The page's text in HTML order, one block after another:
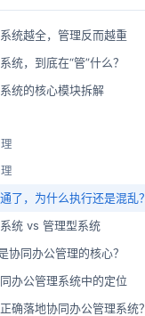
统越全，管理反而越重
统，到底在“管”什么？
统的核心模块拆解
了，为什么执行还是混乱？
统 vs 管理型系统
协同办公管理的核心？
办公管理系统中的定位
确落地协同办公管理系统？